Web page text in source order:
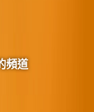
頻道